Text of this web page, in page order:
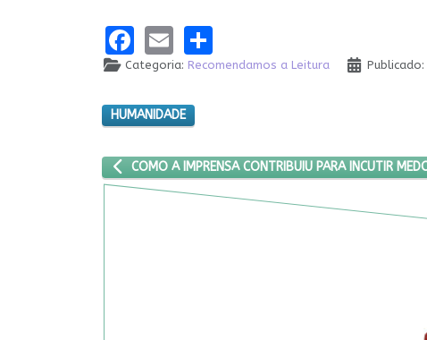
Facebook
Email
Categoria: Recomendamos a Leitura
HUMANIDADE
ARTIGO ANTERIOR: COMO A IMPRENSA CONTRIBUIU
COMO A IMPRENSA CONTRIBUIU PARA INCUTIR